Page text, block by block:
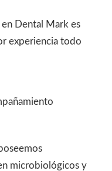
Dental Mark es
experiencia todo
microbiológicos y